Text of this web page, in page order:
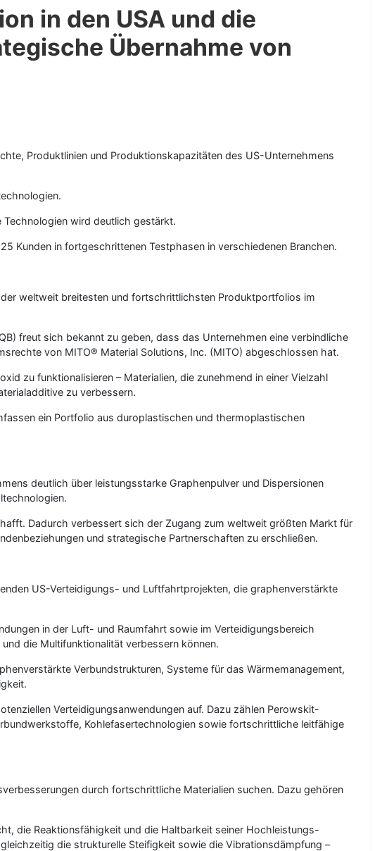
in den USA und die
Übernahme von
Produktlinien und Produktionskapazitäten des US-Unternehmens
wird deutlich gestärkt.
Kunden in fortgeschrittenen Testphasen in verschiedenen Branchen.
weltweit breitesten und fortschrittlichsten Produktportfolios im
freut sich bekannt zu geben, dass das Unternehmen eine verbindliche
von MITO® Material Solutions, Inc. (MITO) abgeschlossen hat.
zu funktionalisieren – Materialien, die zunehmend in einer Vielzahl
zu verbessern.
ein Portfolio aus duroplastischen und thermoplastischen
deutlich über leistungsstarke Graphenpulver und Dispersionen
Dadurch verbessert sich der Zugang zum weltweit größten Markt für
und strategische Partnerschaften zu erschließen.
US-Verteidigungs- und Luftfahrtprojekten, die graphenverstärkte
in der Luft- und Raumfahrt sowie im Verteidigungsbereich
die Multifunktionalität verbessern können.
Verbundstrukturen, Systeme für das Wärmemanagement,
Verteidigungsanwendungen auf. Dazu zählen Perowskit-
Kohlefasertechnologien sowie fortschrittliche leitfähige
durch fortschrittliche Materialien suchen. Dazu gehören
die Reaktionsfähigkeit und die Haltbarkeit seiner Hochleistungs-
die strukturelle Steifigkeit sowie die Vibrationsdämpfung –